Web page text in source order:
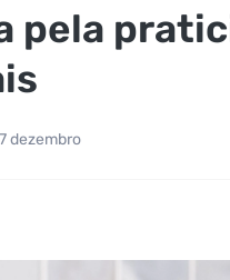
pela
dezembro